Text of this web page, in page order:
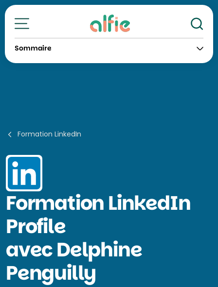
Toutes nos formations
Sommaire
Formation LinkedIn
FormationLinkedIn
Profile
avec Delphine
Penguilly